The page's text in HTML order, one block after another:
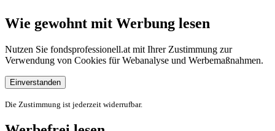
Wie gewohnt mit Werbung lesen
Nutzen Sie fondsprofessionell.at mit Ihrer Zustimmung zur
Verwendung von Cookies für Webanalyse und Werbemaßnahmen.
Einverstanden
Die Zustimmung ist jederzeit widerrufbar.